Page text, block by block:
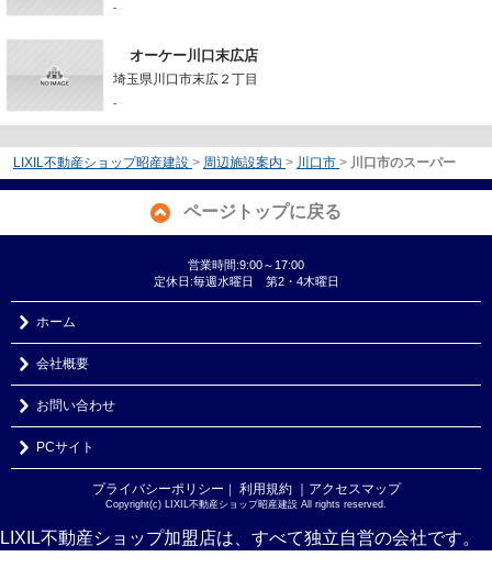
-
オーケー川口末広店
埼玉県川口市末広２丁目
-
LIXIL不動産ショップ昭産建設 > 周辺施設案内 > 川口市 > 川口市のスーパー
ページトップに戻る
営業時間:9:00～17:00
定休日:毎週水曜日 第2・4木曜日
ホーム
会社概要
お問い合わせ
PCサイト
プライバシーポリシー ｜ 利用規約 ｜アクセスマップ
Copyright(c) LIXIL不動産ショップ昭産建設 All rights reserved.
LIXIL不動産ショップ加盟店は、すべて独立自営の会社です。